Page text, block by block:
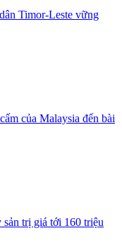
Timor-Leste vững
của Malaysia đến bài
trị giá tới 160 triệu